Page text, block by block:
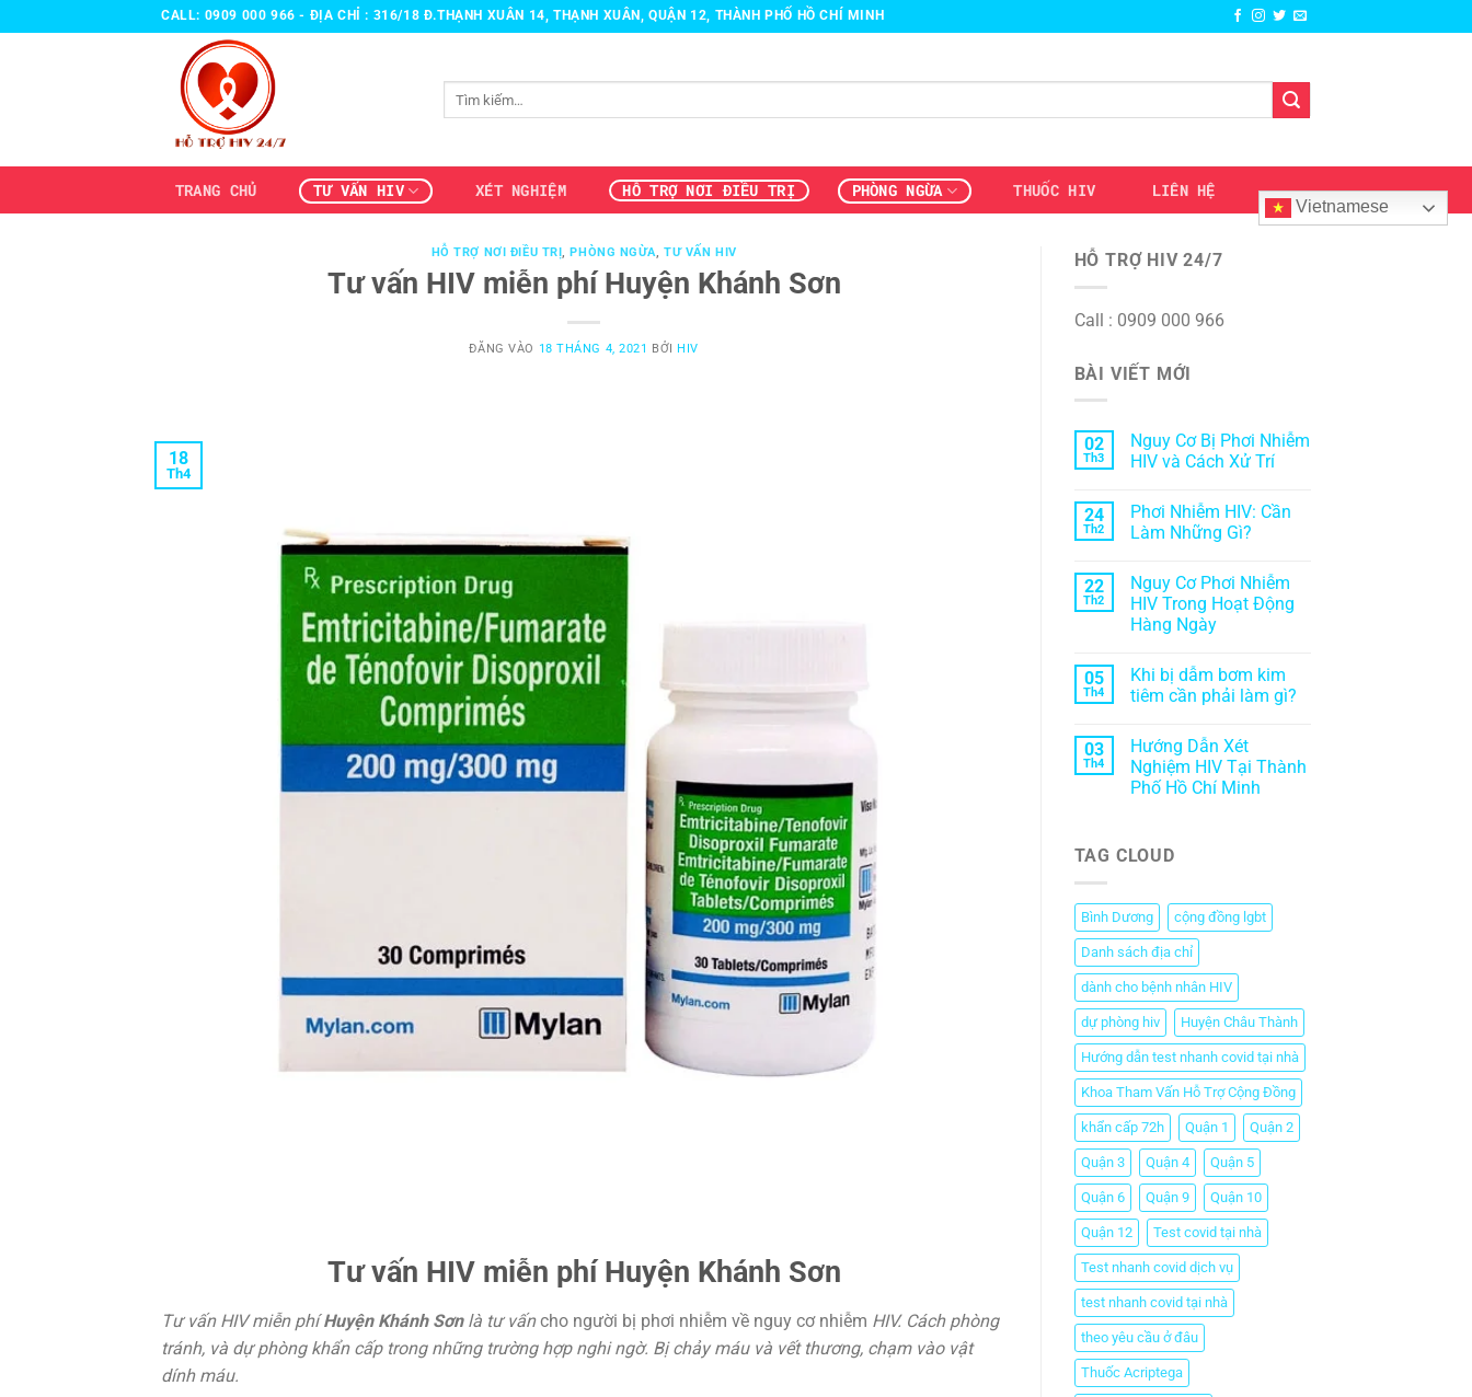
qua
CALL: 0909 000 966 - ĐỊA CHỈ : 316/18 Đ.THẠNH XUÂN 14, THẠNH XUÂN, QUẬN 12, THÀNH PHỐ HỒ CHÍ MINH
TRANG CHỦ TƯ VẤN HIV XÉT NGHIỆM HỖ TRỢ NƠI ĐIỀU TRỊ PHÒNG NGỪA THUỐC HIV LIÊN HỆ
Vietnamese
HỖ TRỢ NƠI ĐIỀU TRỊ,PHÒNG NGỪA,TƯ VẤN HIV
Tư vấn HIV miễn phí Huyện Khánh Sơn
ĐĂNG VÀO 18 THÁNG 4, 2021 BỞIHIV
18
Th4
Tư vấn HIV miễn phí Huyện Khánh Sơn
Tư vấn HIV miễn phíHuyện Khánh Sơnlà tư vấncho người bị phơi nhiễm về nguy cơ nhiễm HIV. Cách phòng
tránh, và dự phòng khẩn cấp trong những trường hợp nghi ngờ. Bị chảy máu và vết thương, chạm vào vật
dính máu.
HỖ TRỢ HIV 24/7
Call : 0909 000 966
BÀI VIẾT MỚI
02
Th3
Nguy Cơ Bị Phơi Nhiễm
HIV và Cách Xử Trí
24
Th2
Phơi Nhiễm HIV: Cần
Làm Những Gì?
22
Th2
Nguy Cơ Phơi Nhiễm
HIV Trong Hoạt Động
Hàng Ngày
05
Th4
Khi bị dẫm bơm kim
tiêm cần phải làm gì?
03
Th4
Hướng Dẫn Xét
Nghiệm HIV Tại Thành
Phố Hồ Chí Minh
TAG CLOUD
Bình Dương cộng đồng lgbt
Danh sách địa chỉ
dành cho bệnh nhân HIV
dự phòng hiv Huyện Châu Thành
Hướng dẫn test nhanh covid tại nhà
Khoa Tham Vấn Hỗ Trợ Cộng Đồng
khẩn cấp 72h Quận 1 Quận 2
Quận 3 Quận 4 Quận 5
Quận 6 Quận 9 Quận 10
Quận 12 Test covid tại nhà
Test nhanh covid dịch vụ
test nhanh covid tại nhà
theo yêu cầu ở đâu
Thuốc Acriptega